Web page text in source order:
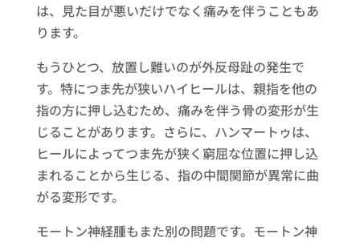
は、見た目が悪いだけでなく痛みを伴うこともあ
ります。
もうひとつ、放置し難いのが外反母趾の発生で
す。特につま先が狭いハイヒールは、親指を他の
指の方に押し込むため、痛みを伴う骨の変形が生
じることがあります。さらに、ハンマートゥは、
ヒールによってつま先が狭く窮屈な位置に押し込
まれることから生じる、指の中間関節が異常に曲
がる変形です。
モートン神経腫もまた別の問題です。モートン神